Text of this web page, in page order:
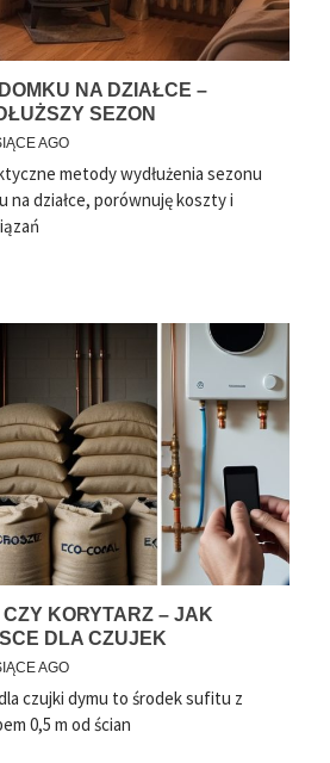
NA DZIAŁCE –
SEZON
AGO
metody wydłużenia sezonu
na działce, porównuję koszty i
KORYTARZ – JAK
DLA CZUJEK
AGO
czujki dymu to środek sufitu z
0,5 m od ścian